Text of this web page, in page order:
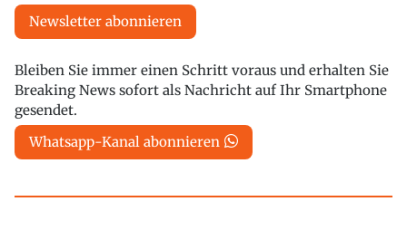
Newsletter abonnieren
Bleiben Sie immer einen Schritt voraus und erhalten Sie
Breaking News sofort als Nachricht auf Ihr Smartphone
gesendet.
Whatsapp-Kanal abonnieren